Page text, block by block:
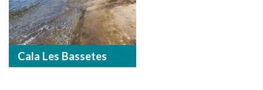
Cala Les Bassetes